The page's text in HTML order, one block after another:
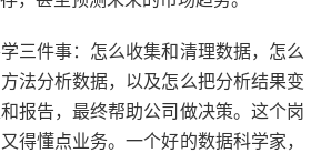
三件事：怎么收集和清理数据，怎么
法分析数据，以及怎么把分析结果变
报告，最终帮助公司做决策。这个岗
得懂点业务。一个好的数据科学家，